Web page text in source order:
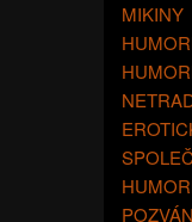
MIKINY